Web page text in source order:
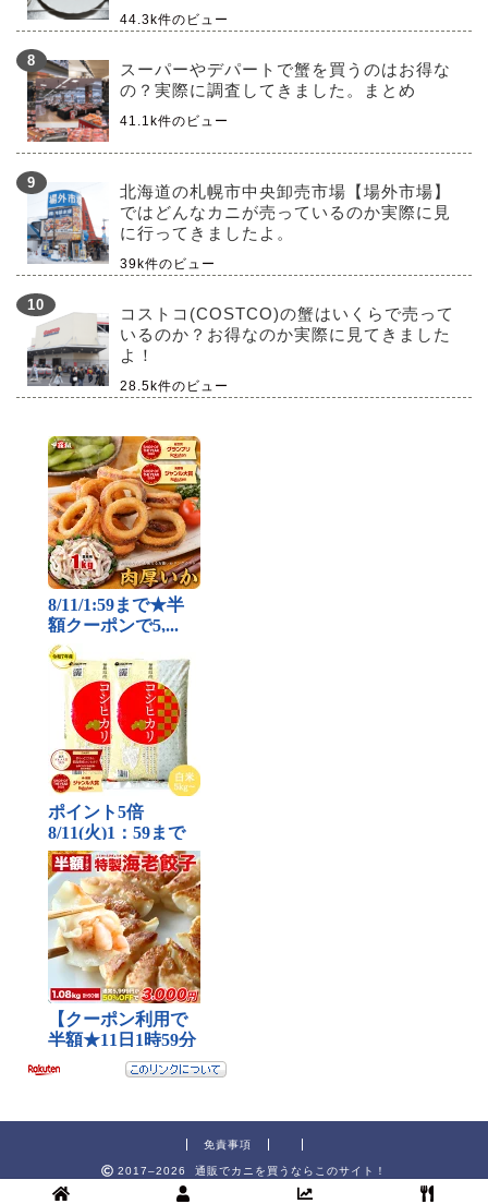
44.3k件のビュー
スーパーやデパートで蟹を買うのはお得な
の？実際に調査してきました。まとめ
41.1k件のビュー
北海道の札幌市中央卸売市場【場外市場】
ではどんなカニが売っているのか実際に見
に行ってきましたよ。
39k件のビュー
コストコ(COSTCO)の蟹はいくらで売って
いるのか？お得なのか実際に見てきました
よ！
28.5k件のビュー
免責事項
2017–2026 通販でカニを買うならこのサイト！